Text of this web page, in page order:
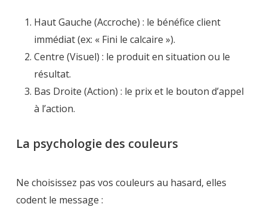
Haut Gauche (Accroche) : le bénéfice client
immédiat (ex: « Fini le calcaire »).
Centre (Visuel) : le produit en situation ou le
résultat.
Bas Droite (Action) : le prix et le bouton d’appel
à l’action.
La psychologie des couleurs
Ne choisissez pas vos couleurs au hasard, elles
codent le message :